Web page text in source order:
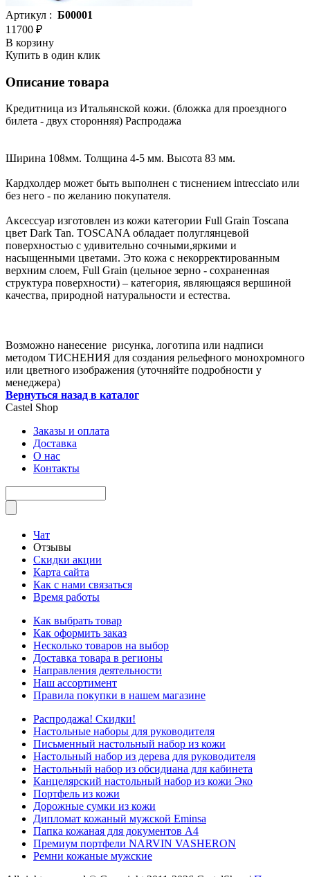
Артикул : Б00001
11700 ₽
В корзину
Купить в один клик
Описание товара
Кредитница из Итальянской кожи. (бложка для проездного
билета - двух сторонняя) Распродажа
Ширина 108мм. Толщина 4-5 мм. Высота 83 мм.
Кардхолдер может быть выполнен с тиснением intrecciato или
без него - по желанию покупателя.
Аксессуар изготовлен из кожи категории Full Grain Toscana
цвет Dark Tan. TOSCANA обладает полуглянцевой
поверхностью с удивительно сочными,яркими и
насыщенными цветами. Это кожа с некорректированным
верхним слоем, Full Grain (цельное зерно - сохраненная
структура поверхности) – категория, являющаяся вершиной
качества, природной натуральности и естества.
Возможно нанесение рисунка, логотипа или надписи
методом ТИСНЕНИЯ для создания рельефного монохромного
или цветного изображения (уточняйте подробности у
менеджера)
Вернуться назад в каталог
Castel Shop
Заказы и оплата
Доставка
О нас
Контакты
Чат
Отзывы
Скидки акции
Карта сайта
Как с нами связаться
Время работы
Как выбрать товар
Как оформить заказ
Несколько товаров на выбор
Доставка товара в регионы
Направления деятельности
Наш ассортимент
Правила покупки в нашем магазине
Распродажа! Скидки!
Настольные наборы для руководителя
Письменный настольный набор из кожи
Настольный набор из дерева для руководителя
Настольный набор из обсидиана для кабинета
Канцелярский настольный набор из кожи Эко
Портфель из кожи
Дорожные сумки из кожи
Дипломат кожаный мужской Eminsa
Папка кожаная для документов А4
Премиум портфели NARVIN VASHERON
Ремни кожаные мужские